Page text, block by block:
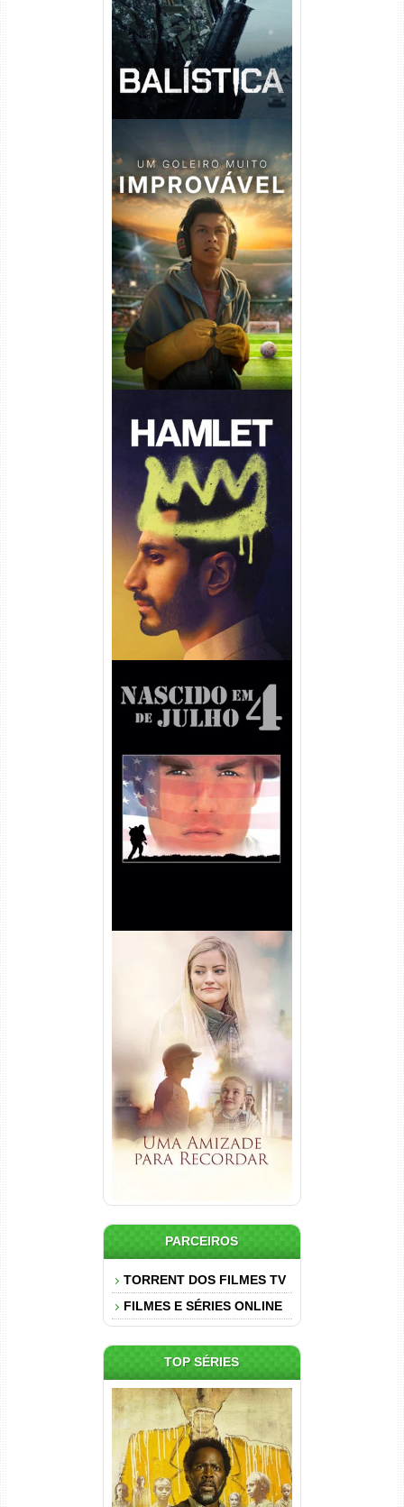
Um Goleiro Muito Improvável
Torrent (2026) WEB-DL 1080p
Dual Áudio
Hamlet Torrent (2026) WEB-
DL 1080p Dual Áudio
Nascido em 4 de Julho
Torrent (1989) WEB-DL 1080p
Dual Áudio
Uma Amizade para Recordar
Torrent (2025) WEB-DL 1080p
Dual Áudio
PARCEIROS
TORRENT DOS FILMES TV
FILMES E SÉRIES ONLINE
TOP SÉRIES